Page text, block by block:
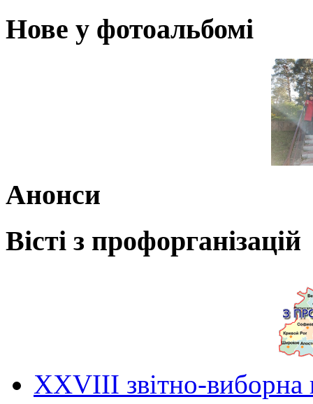
Нове у фотоальбомі
Анонси
Вісті з профорганізацій
ХХVIII звітно-виборна